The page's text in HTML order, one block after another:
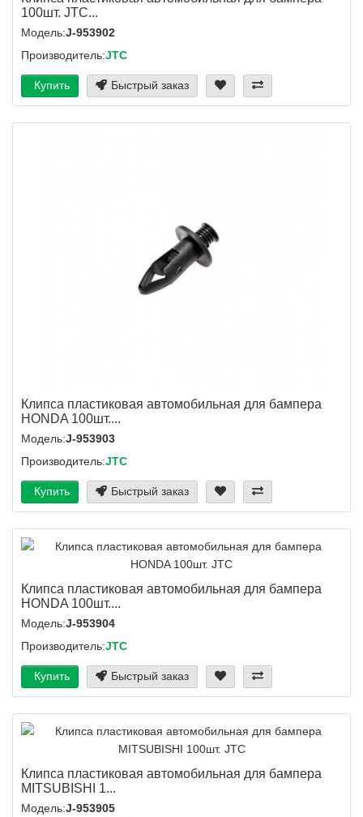
100шт. JTC...
Модель:J-953902
Производитель:JTC
Купить Быстрый заказ
Клипса пластиковая автомобильная для бампера
HONDA 100шт....
Модель:J-953903
Производитель:JTC
Купить Быстрый заказ
Клипса пластиковая автомобильная для бампера
HONDA 100шт....
Модель:J-953904
Производитель:JTC
Купить Быстрый заказ
Клипса пластиковая автомобильная для бампера
MITSUBISHI 1...
Модель:J-953905